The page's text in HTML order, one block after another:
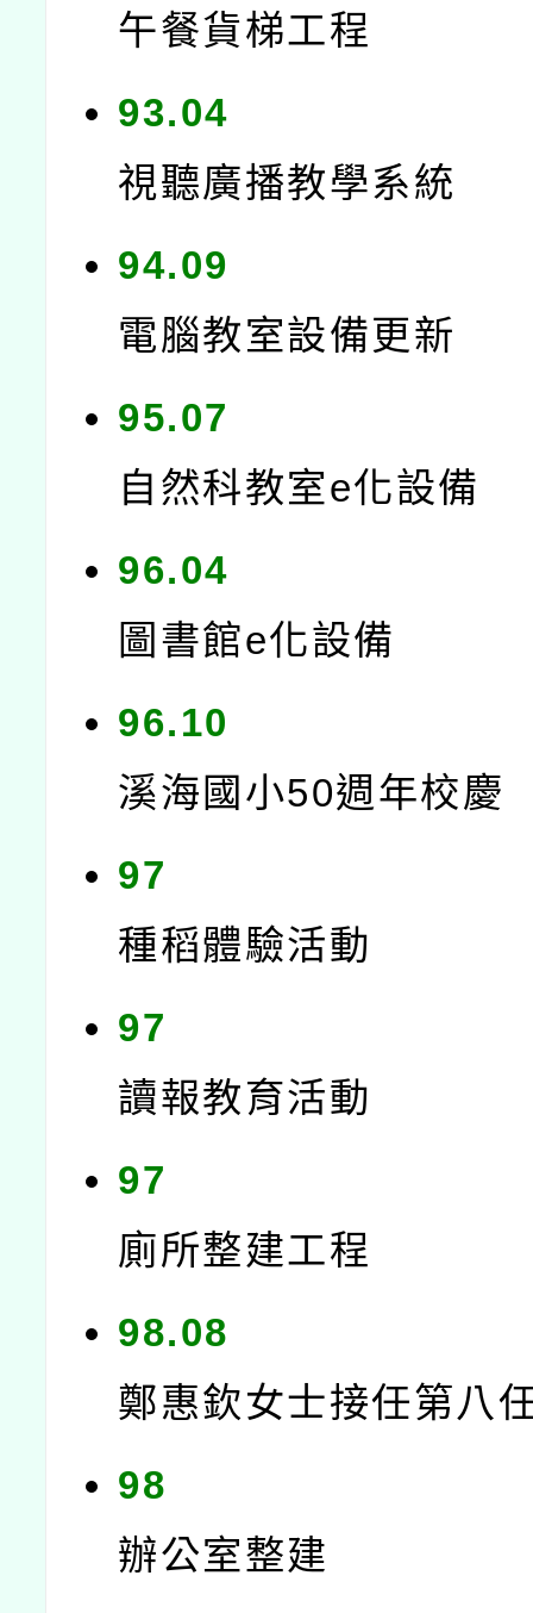
午餐貨梯工程
93.04
視聽廣播教學系統
94.09
電腦教室設備更新
95.07
自然科教室e化設備
96.04
圖書館e化設備
96.10
溪海國小50週年校慶
97
種稻體驗活動
97
讀報教育活動
97
廁所整建工程
98.08
鄭惠欽女士接任第八
98
辦公室整建